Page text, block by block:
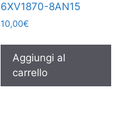
6XV1870-8AN15
10,00€
Aggiungi al
carrello